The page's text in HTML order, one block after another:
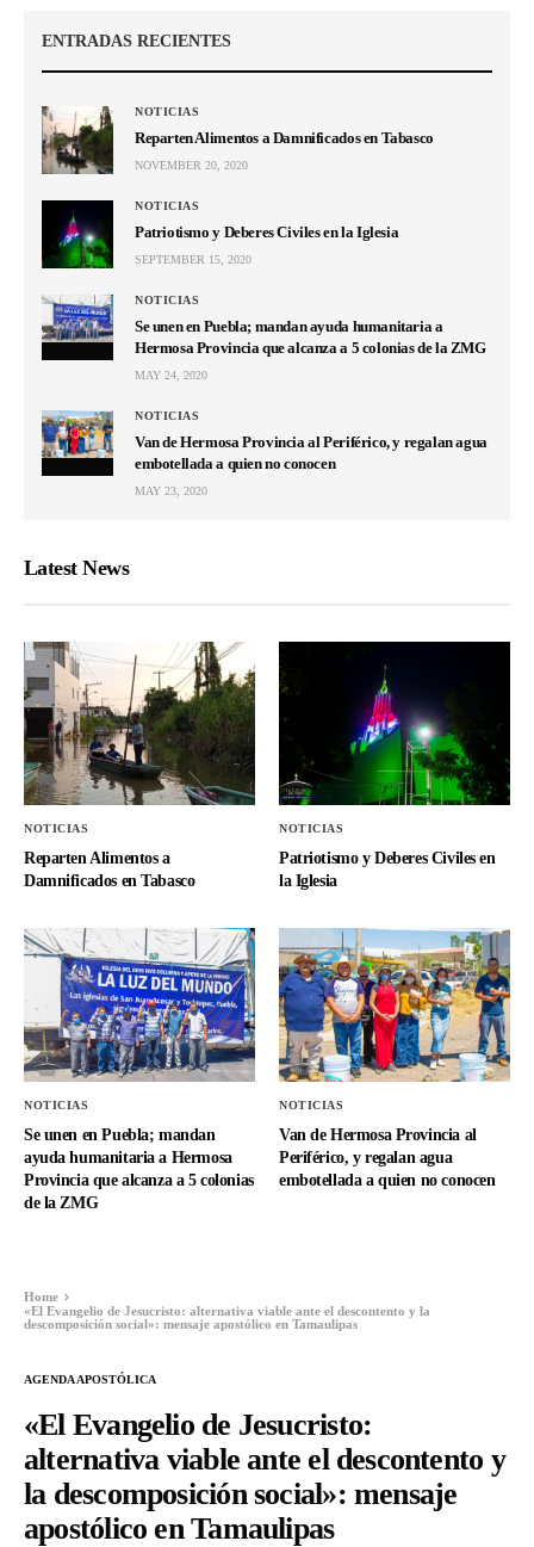
ENTRADAS RECIENTES
NOTICIAS
Reparten Alimentos a Damnificados en Tabasco
NOVEMBER 20, 2020
NOTICIAS
Patriotismo y Deberes Civiles en la Iglesia
SEPTEMBER 15, 2020
NOTICIAS
Se unen en Puebla; mandan ayuda humanitaria a
Hermosa Provincia que alcanza a 5 colonias de la ZMG
MAY 24, 2020
NOTICIAS
Van de Hermosa Provincia al Periférico, y regalan agua
embotellada a quien no conocen
MAY 23, 2020
Latest News
NOTICIAS
Reparten Alimentos a
Damnificados en Tabasco
NOTICIAS
Patriotismo y Deberes Civiles en
la Iglesia
NOTICIAS
Se unen en Puebla; mandan
ayuda humanitaria a Hermosa
Provincia que alcanza a 5 colonias
de la ZMG
NOTICIAS
Van de Hermosa Provincia al
Periférico, y regalan agua
embotellada a quien no conocen
Home
«El Evangelio de Jesucristo: alternativa viable ante el descontento y la
descomposición social»: mensaje apostólico en Tamaulipas
AGENDA APOSTÓLICA
«El Evangelio de Jesucristo:
alternativa viable ante el descontento y
la descomposición social»: mensaje
apostólico en Tamaulipas